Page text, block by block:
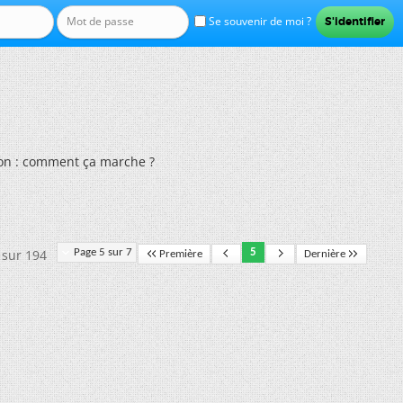
Se souvenir de moi ?
: comment ça marche ?
Page 5 sur 7 Première 5 Dernière
194